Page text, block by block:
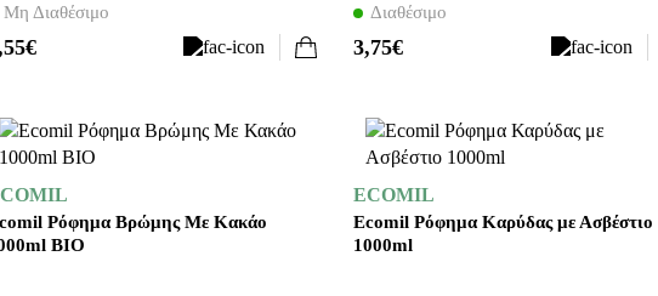
Μη Διαθέσιμο Διαθέσιμο
3,75€
Ρόφημα Βρώμης Με Κακάο
BIO
ECOMIL
Ecomil Ρόφημα Καρύδας με Ασβέστιο
1000ml